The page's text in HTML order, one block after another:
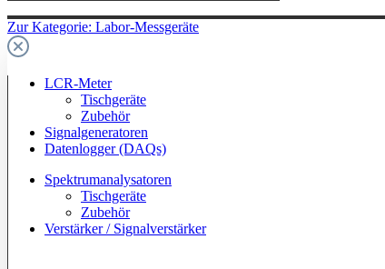
Zur Kategorie: Labor-Messgeräte
LCR-Meter
Tischgeräte
Zubehör
Signalgeneratoren
Datenlogger (DAQs)
Spektrumanalysatoren
Tischgeräte
Zubehör
Verstärker / Signalverstärker